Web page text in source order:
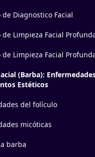
de Diagnostico Facial
de Limpieza Facial
de Limpieza Facial
(Barba):
Estéticos
del folículo
micóticas
barba